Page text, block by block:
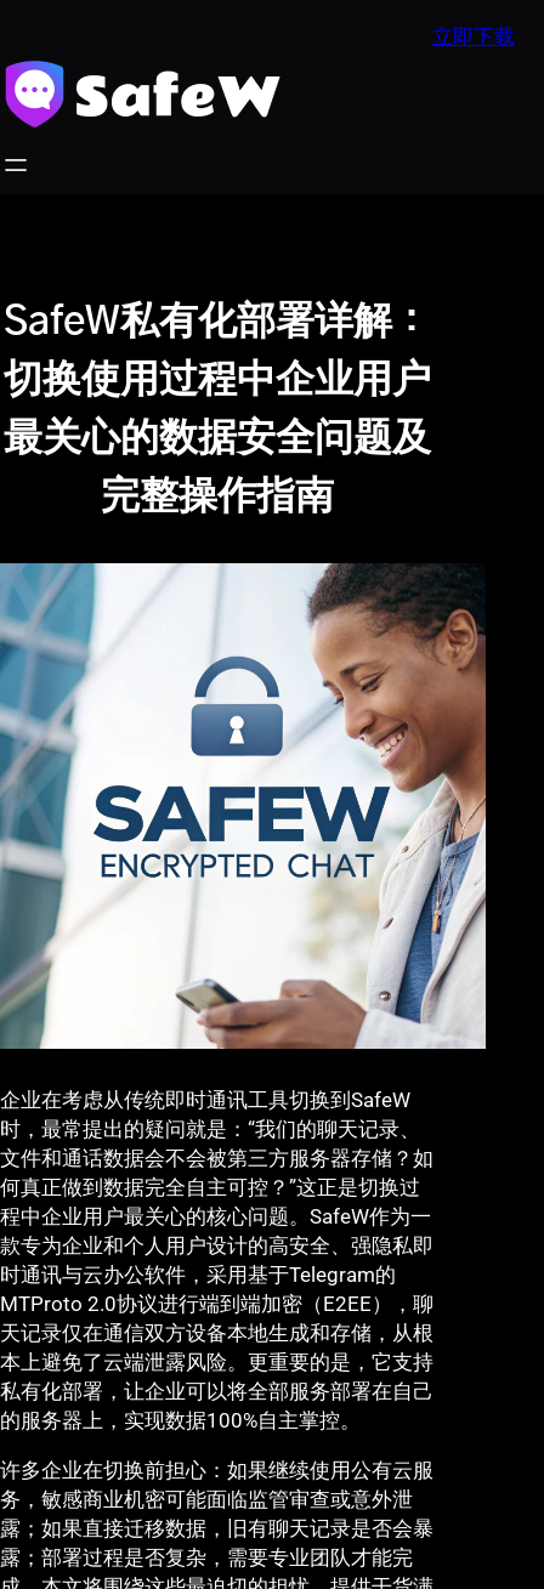
内
容
立即下载
SafeW私有化部署详解：
切换使用过程中企业用户
最关心的数据安全问题及
完整操作指南
企业在考虑从传统即时通讯工具切换到SafeW
时，最常提出的疑问就是：“我们的聊天记录、
文件和通话数据会不会被第三方服务器存储？如
何真正做到数据完全自主可控？”这正是切换过
程中企业用户最关心的核心问题。SafeW作为一
款专为企业和个人用户设计的高安全、强隐私即
时通讯与云办公软件，采用基于Telegram的
MTProto 2.0协议进行端到端加密（E2EE），聊
天记录仅在通信双方设备本地生成和存储，从根
本上避免了云端泄露风险。更重要的是，它支持
私有化部署，让企业可以将全部服务部署在自己
的服务器上，实现数据100%自主掌控。
许多企业在切换前担心：如果继续使用公有云服
务，敏感商业机密可能面临监管审查或意外泄
露；如果直接迁移数据，旧有聊天记录是否会暴
露；部署过程是否复杂，需要专业团队才能完